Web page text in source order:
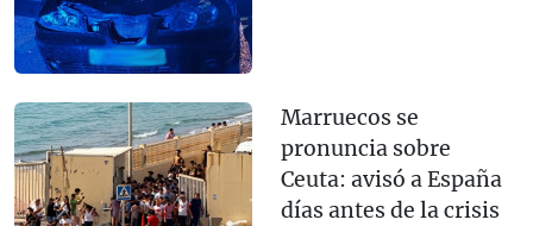
Marruecos se
pronuncia sobre
Ceuta: avisó a España
días antes de la crisis